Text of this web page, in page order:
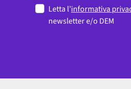
Letta l’informativa
newsletter e/o DEM